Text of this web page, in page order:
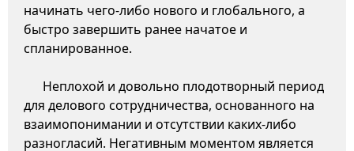
начинать чего-либо нового и глобального, а
быстро завершить ранее начатое и
спланированное.
Неплохой и довольно плодотворный период
для делового сотрудничества, основанного на
взаимопонимании и отсутствии каких-либо
разногласий. Негативным моментом является